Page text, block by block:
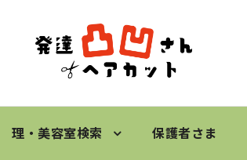
理・美容室検索 保護者さま